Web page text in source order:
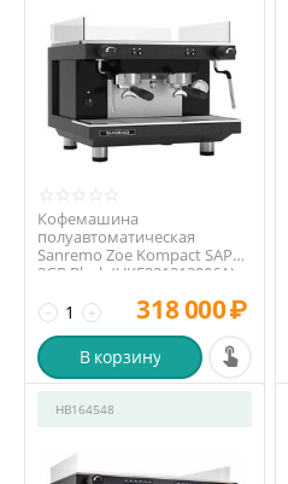
Кофемашина
полуавтоматическая
Sanremo Zoe Kompact SAP
2GR Black (UKE221212006A)
+
− 318 000₽
В корзину
HB164548